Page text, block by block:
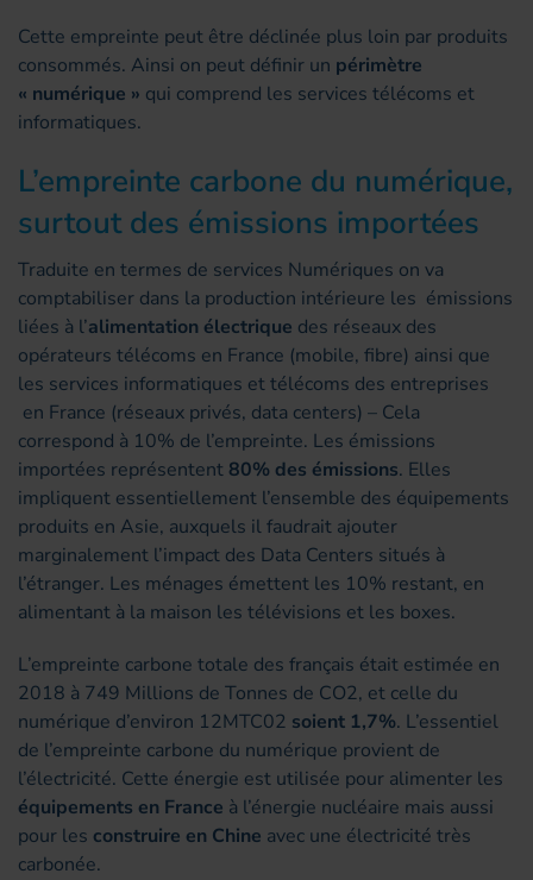
Cette empreinte peut être déclinée plus loin par produits
consommés. Ainsi on peut définir un périmètre
« numérique » qui comprend les services télécoms et
informatiques.
L’empreinte carbone du numérique,
surtout des émissions importées
Traduite en termes de services Numériques on va
comptabiliser dans la production intérieure les émissions
liées à l’alimentation électrique des réseaux des
opérateurs télécoms en France (mobile, fibre) ainsi que
les services informatiques et télécoms des entreprises
en France (réseaux privés, data centers) – Cela
correspond à 10% de l’empreinte. Les émissions
importées représentent 80% des émissions. Elles
impliquent essentiellement l’ensemble des équipements
produits en Asie, auxquels il faudrait ajouter
marginalement l’impact des Data Centers situés à
l’étranger. Les ménages émettent les 10% restant, en
alimentant à la maison les télévisions et les boxes.
L’empreinte carbone totale des français était estimée en
2018 à 749 Millions de Tonnes de CO2, et celle du
numérique d’environ 12MTC02 soient 1,7%. L’essentiel
de l’empreinte carbone du numérique provient de
l’électricité. Cette énergie est utilisée pour alimenter les
équipements en France à l’énergie nucléaire mais aussi
pour les construire en Chine avec une électricité très
carbonée.